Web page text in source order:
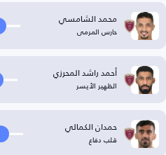
محمد الشامسي
حارس المرمى
أحمد راشد المحرزي
الظهير الأيسر
حمدان الكمالي
قلب دفاع